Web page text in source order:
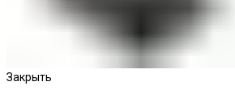
Закрыть